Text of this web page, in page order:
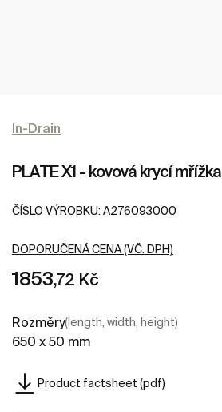
In-Drain
PLATE X1 - kovová krycí mřížka
ČÍSLO VÝROBKU: A276093000
DOPORUČENÁ CENA (VČ. DPH)
1853,72 Kč
Rozměry(length, width, height)
650 x 50 mm
Product factsheet (pdf)